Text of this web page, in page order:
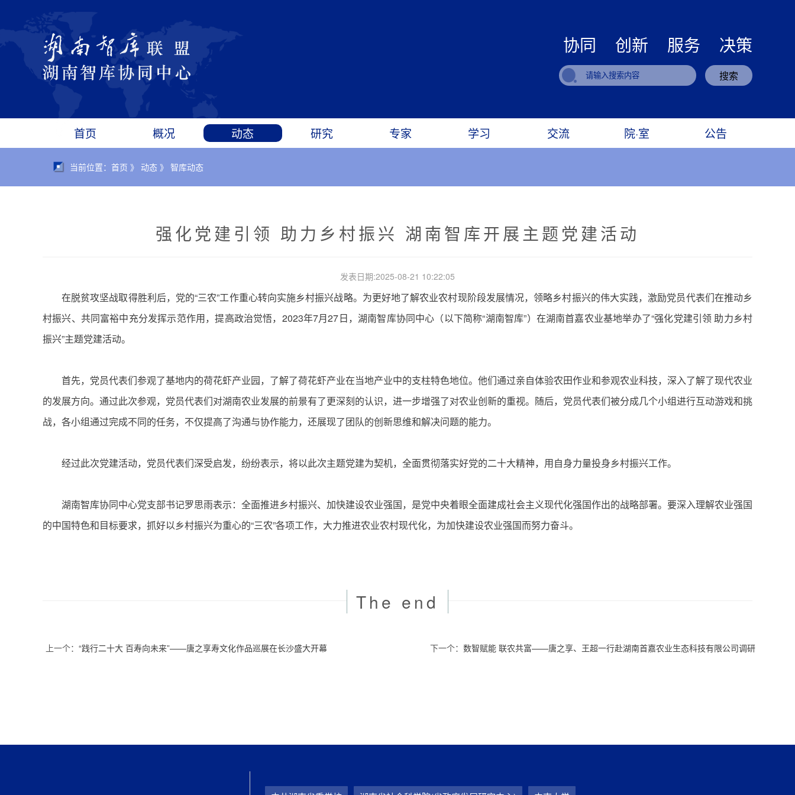
协同 创新 服务 决策
搜索
首页 概况 动态 研究 专家 学习 交流 院·室 公告
当前位置：首页 》 动态 》 智库动态
强化党建引领 助力乡村振兴 湖南智库开展主题党建活动
发表日期:2025-08-21 10:22:05
在脱贫攻坚战取得胜利后，党的“三农”工作重心转向实施乡村振兴战略。为更好地了解农业农村现阶段发展情况，领略乡村振兴的伟大实践，激励党员代表们在推动乡
村振兴、共同富裕中充分发挥示范作用，提高政治觉悟，2023年7月27日，湖南智库协同中心（以下简称“湖南智库”）在湖南首嘉农业基地举办了“强化党建引领 助力乡村
振兴”主题党建活动。
首先，党员代表们参观了基地内的荷花虾产业园，了解了荷花虾产业在当地产业中的支柱特色地位。他们通过亲自体验农田作业和参观农业科技，深入了解了现代农业
的发展方向。通过此次参观，党员代表们对湖南农业发展的前景有了更深刻的认识，进一步增强了对农业创新的重视。随后，党员代表们被分成几个小组进行互动游戏和挑
战，各小组通过完成不同的任务，不仅提高了沟通与协作能力，还展现了团队的创新思维和解决问题的能力。
经过此次党建活动，党员代表们深受启发，纷纷表示，将以此次主题党建为契机，全面贯彻落实好党的二十大精神，用自身力量投身乡村振兴工作。
湖南智库协同中心党支部书记罗思雨表示：全面推进乡村振兴、加快建设农业强国，是党中央着眼全面建成社会主义现代化强国作出的战略部署。要深入理解农业强国
的中国特色和目标要求，抓好以乡村振兴为重心的“三农”各项工作，大力推进农业农村现代化，为加快建设农业强国而努力奋斗。
The end
上一个： “践行二十大 百寿向未来”——唐之享寿文化作品巡展在长沙盛大开幕 下一个： 数智赋能 联农共富——唐之享、王超一行赴湖南首嘉农业生态科技有限公司调研